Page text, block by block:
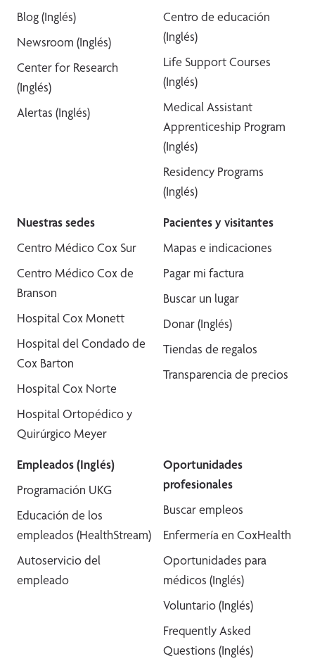
Blog (Inglés)
Newsroom (Inglés)
Center for Research
(Inglés)
Alertas (Inglés)
Centro de educación
(Inglés)
Life Support Courses
(Inglés)
Medical Assistant
Apprenticeship Program
(Inglés)
Residency Programs
(Inglés)
Nuestras sedes
Centro Médico Cox Sur
Centro Médico Cox de
Branson
Hospital Cox Monett
Hospital del Condado de
Cox Barton
Hospital Cox Norte
Hospital Ortopédico y
Quirúrgico Meyer
Pacientes y visitantes
Mapas e indicaciones
Pagar mi factura
Buscar un lugar
Donar (Inglés)
Tiendas de regalos
Transparencia de precios
Empleados (Inglés)
Programación UKG
Educación de los
empleados (HealthStream)
Autoservicio del
empleado
Oportunidades
profesionales
Buscar empleos
Enfermería en CoxHealth
Oportunidades para
médicos (Inglés)
Voluntario (Inglés)
Frequently Asked
Questions (Inglés)